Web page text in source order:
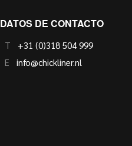
DATOS DE CONTACTO
T
+31 (0)318 504 999
E
info@chickliner.nl